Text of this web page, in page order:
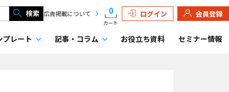
検索 広告掲載について 0
カート
ログイン 会員登録
プレート 記事・ コラム お役立ち資料 セミナー情報